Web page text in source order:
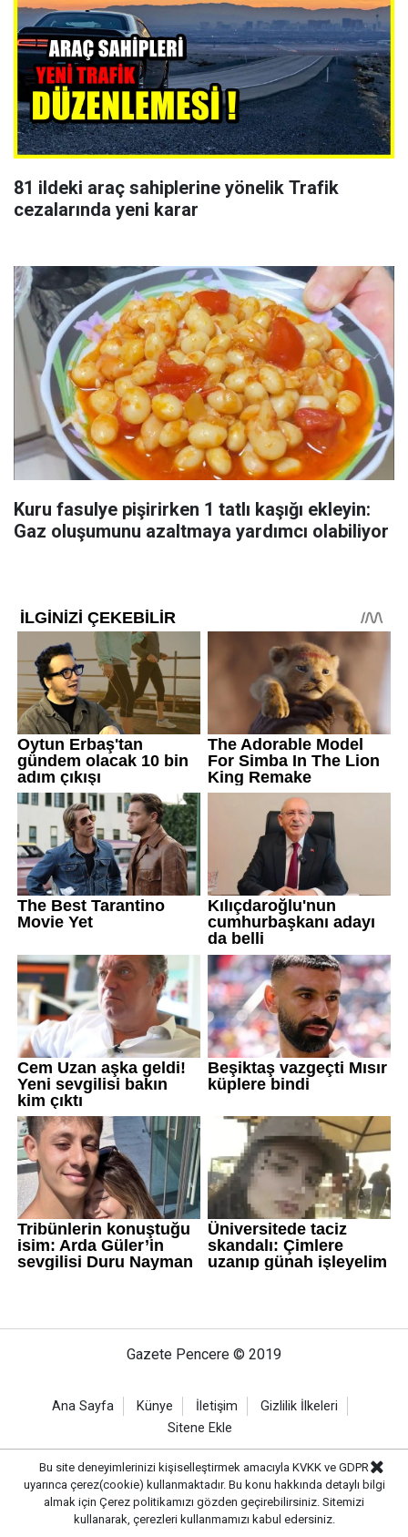
81 ildeki araç sahiplerine yönelik Trafik
cezalarında yeni karar
Kuru fasulye pişirirken 1 tatlı kaşığı ekleyin:
Gaz oluşumunu azaltmaya yardımcı olabiliyor
Gazete Pencere © 2019
Ana Sayfa Künye İletişim
Gizlilik İlkeleri
Sitene Ekle
Bu site deneyimlerinizi kişiselleştirmek amacıyla KVKK ve GDPR
uyarınca çerez(cookie) kullanmaktadır. Bu konu hakkında detaylı bilgi
almak için Çerez politikamızı gözden geçirebilirsiniz. Sitemizi
kullanarak, çerezleri kullanmamızı kabul edersiniz.